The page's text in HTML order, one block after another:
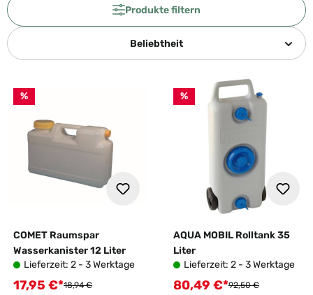
Produkte filtern
Beliebtheit
%
COMET Raumspar
Wasserkanister 12 Liter
Lieferzeit: 2 - 3 Werktage
Verkaufspreis:
17,95 €*Regulärer Preis:
18,94 €
%
AQUA MOBIL Rolltank 35
Liter
Lieferzeit: 2 - 3 Werktage
Verkaufspreis:
80,49 €*Regulärer Preis:
92,50 €